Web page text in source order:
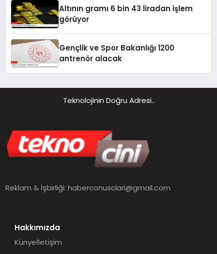
Altının gramı 6 bin 43 liradan işlem
görüyor
Gençlik ve Spor Bakanlığı 1200
antrenör alacak
Teknolojinin Doğru Adresi..
Reklam & İşbirliği:haberconusclari@gmail.com
Hakkımızda
Künyeİletişim